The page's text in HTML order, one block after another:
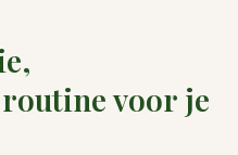
voor je